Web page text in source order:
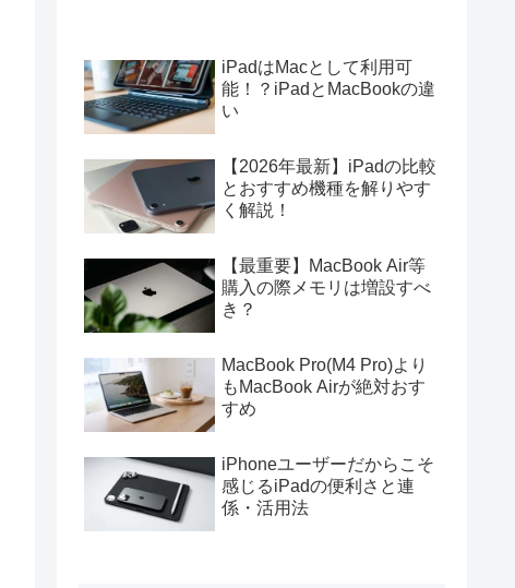
iPadはMacとして利用可
能！？iPadとMacBookの違
い
【2026年最新】iPadの比較
とおすすめ機種を解りやす
く解説！
【最重要】MacBook Air等
購入の際メモリは増設すべ
き？
MacBook Pro(M4 Pro)より
もMacBook Airが絶対おす
すめ
iPhoneユーザーだからこそ
感じるiPadの便利さと連
係・活用法